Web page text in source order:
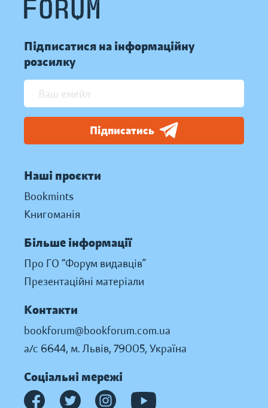
Підписатися на інформаційну
розсилку
Підписатись
Наші проєкти
Bookmints
Книгоманія
Більше інформації
Про ГО “Форум видавців”
Презентаційні матеріали
Контакти
bookforum@bookforum.com.ua
а/с 6644, м. Львів, 79005, Україна
Соціальні мережі